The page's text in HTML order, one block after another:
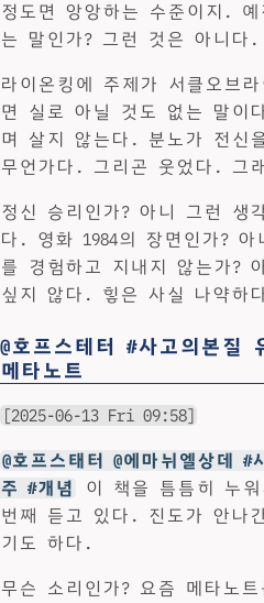
정도면 앙앙하는 수준이지.
는 말인가? 그런 것은 아니다.
라이온킹에 주제가 서클오브
면 실로 아닐 것도 없는 말이
며 살지 않는다. 분노가 전신
무언가다. 그리곤 웃었다. 그
정신 승리인가? 아니 그런 생
다. 영화 1984의 장면인가?
를 경험하고 지내지 않는가?
싶지 않다. 힣은 사실 나약하
@호프스테터 #사고의본
메타노트
[2025-06-13 Fri 09:58]
@호프스태터 @에마뉘엘상데
주 #개념
이 책을 틈틈히 누
번째 듣고 있다. 진도가 안나
기도 하다.
무슨 소리인가? 요즘 메타노